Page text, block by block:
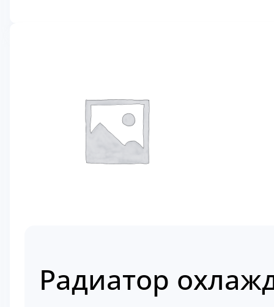
Радиатор